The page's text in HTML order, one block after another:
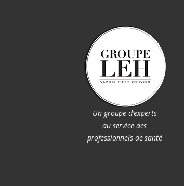
Un groupe d’experts
au service des
professionnels de santé